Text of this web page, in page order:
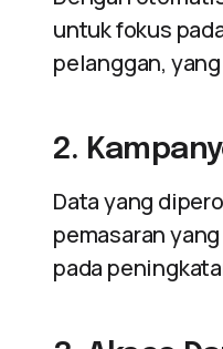
untuk fokus
pelanggan,
2.
Data yang
pemasaran
pada